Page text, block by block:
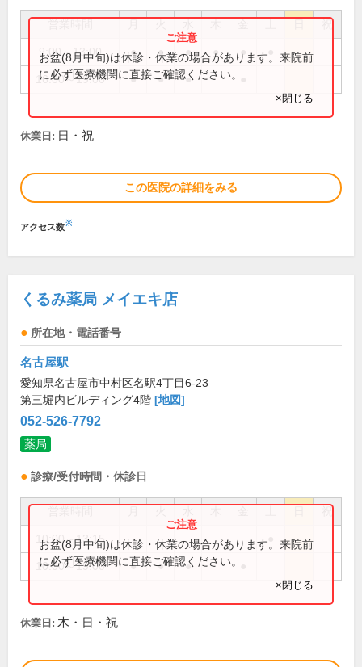
祝
9:00～13:00 ● ● ● ● ●
16:00～19:00 ● ● ●
お盆(8月中旬)は休診・休業の場合があります。来院前
に必ず医療機関に直接ご確認ください。
×閉じる
休業日: 日・祝
この医院の詳細をみる
アクセス数※
くるみ薬局 メイエキ店
所在地・電話番号
名古屋駅
愛知県名古屋市中村区名駅4丁目6-23
第三堀内ビルディング4階 [地図]
052-526-7792
薬局
診療/受付時間・休診日
祝
10:00～13:15
10:00～19:00 ● ● ●
お盆(8月中旬)は休診・休業の場合があります。来院前
に必ず医療機関に直接ご確認ください。
×閉じる
休業日: 木・日・祝